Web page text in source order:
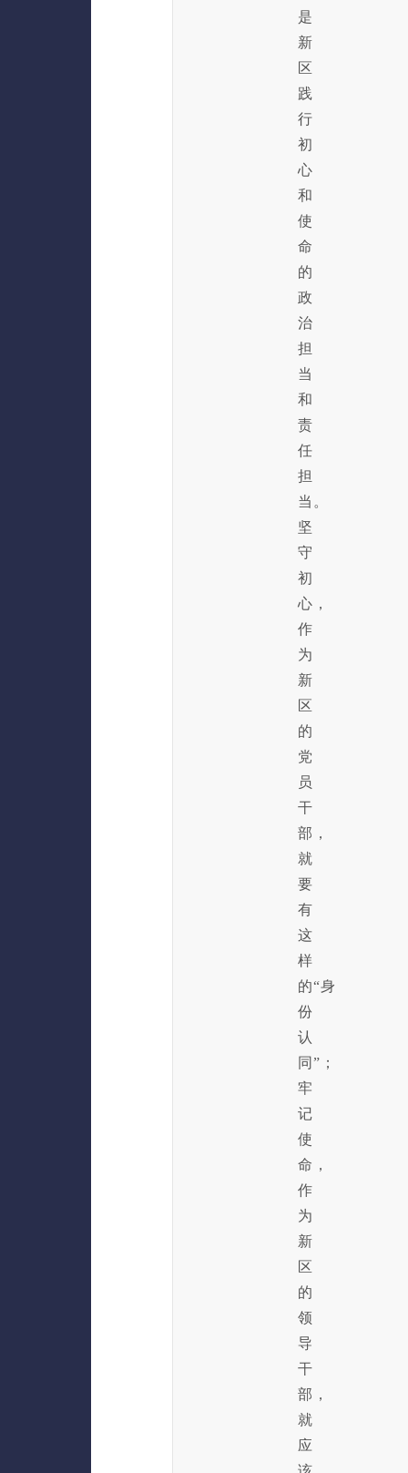
是
新
区
践
行
初
心
和
使
命
的
政
治
担
当
和
责
任
担
当。
坚
守
初
心，
作
为
新
区
的
党
员
干
部，
就
要
有
这
样
的“身
份
认
同”；
牢
记
使
命，
作
为
新
区
的
领
导
干
部，
就
应